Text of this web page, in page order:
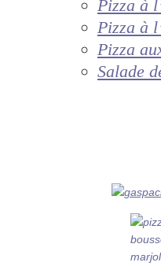
Pizza à
Pizza à
Pizza
Salade